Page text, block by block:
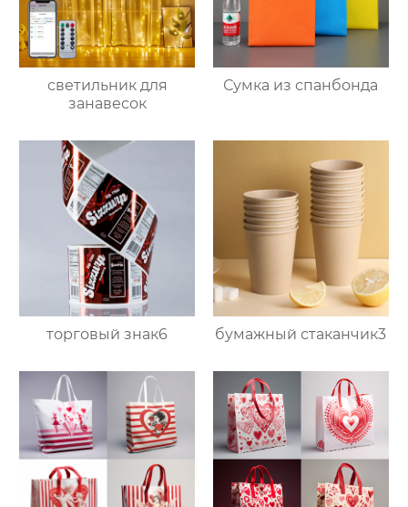
светильник для
занавесок
Сумка из спанбонда
торговый знак6 бумажный стаканчик3